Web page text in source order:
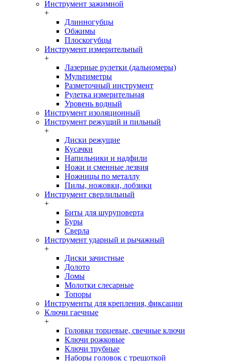
Инструмент зажимной
+
Длинногубцы
Обжимы
Плоскогубцы
Инструмент измерительный
+
Лазерные рулетки (дальномеры)
Мультиметры
Разметочный инструмент
Рулетка измерительная
Уровень водный
Инструмент изоляционный
Инструмент режущий и пильный
+
Диски режущие
Кусачки
Напильники и надфили
Ножи и сменные лезвия
Ножницы по металлу
Пилы, ножовки, лобзики
Инструмент сверлильный
+
Биты для шуруповерта
Буры
Сверла
Инструмент ударный и рычажный
+
Диски зачистные
Долото
Ломы
Молотки слесарные
Топоры
Инструменты для крепления, фиксации
Ключи гаечные
+
Головки торцевые, свечные ключи
Ключи рожковые
Ключи трубные
Наборы головок c трещоткой